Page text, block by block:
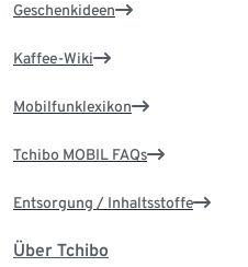
Geschenkideen
Kaffee-Wiki
Mobilfunklexikon
Tchibo MOBIL FAQs
Entsorgung / Inhaltsstoffe
Über Tchibo